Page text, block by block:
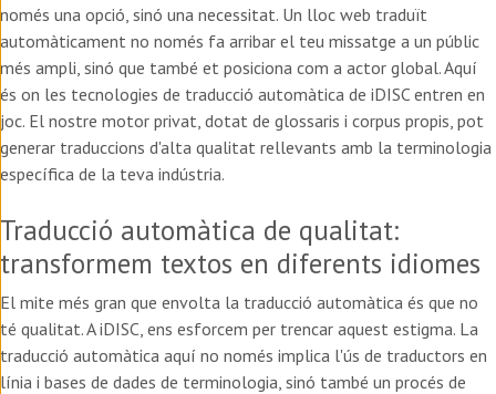
només una opció, sinó una necessitat. Un lloc web traduït
automàticament no només fa arribar el teu missatge a un públic
més ampli, sinó que també et posiciona com a actor global. Aquí
és on les tecnologies de traducció automàtica de iDISC entren en
joc. El nostre motor privat, dotat de glossaris i corpus propis, pot
generar traduccions d'alta qualitat rellevants amb la terminologia
específica de la teva indústria.
Traducció automàtica de qualitat:
transformem textos en diferents idiomes
El mite més gran que envolta la traducció automàtica és que no
té qualitat. A iDISC, ens esforcem per trencar aquest estigma. La
traducció automàtica aquí no només implica l'ús de traductors en
línia i bases de dades de terminologia, sinó també un procés de